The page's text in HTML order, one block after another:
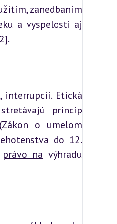
zanedbaním
a vyspelosti aj
interrupcií. Etická
princíp
o umelom
do 12.
právo na výhradu